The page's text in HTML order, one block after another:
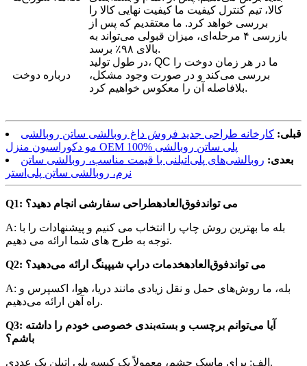
کالا، تیم کنترل کیفیت ما کیفیت نهایی کالا را
بررسی خواهد کرد. ما معتقدیم که پس از
بازرسی ۴ مرحله‌ای، میزان قبولی می‌تواند به
بالای ۹۸٪ برسد.
درباره دوخت
در طول تولید، QC ما در هر زمان دوخت را
بررسی می‌کند و در صورت وجود مشکل،
بلافاصله آن را معکوس خواهیم کرد.
قبلی: کارخانه طراحی جدید فروش داغ روبالشی ساتن روبالشی
مو دکوراسیون منزل OEM 100% پلی ساتن روبالشی
بعدی: روبالشی‌های پلی‌اتیلنی با قیمت مناسب، روبالشی ساتن
نرم، روبالشی ساتن پلی‌استر
Q1: می تواندفوق‌العادهطراحی سفارشی انجام دهید؟
A: بله ما بهترین روش چاپ را انتخاب می کنیم و پیشنهادات را با
توجه به طرح های شما ارائه می دهیم.
Q2: می تواندفوق‌العادهخدمات دراپ شیپینگ ارائه می‌دهید؟
A: بله، ما روش‌های حمل و نقل زیادی مانند دریا، هوا، اکسپرس و
راه آهن ارائه می‌دهیم.
Q3: آیا می‌توانم برچسب و بسته‌بندی خصوصی خودم را داشته
باشم؟
الف: برای ماسک چشم، معمولاً یک کیسه پلی اتیلن یک عددی.